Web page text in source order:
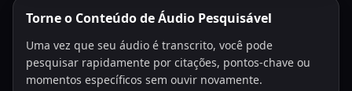
Torne o Conteúdo de Áudio Pesquisável
Uma vez que seu áudio é transcrito, você pode
pesquisar rapidamente por citações, pontos-chave ou
momentos específicos sem ouvir novamente.